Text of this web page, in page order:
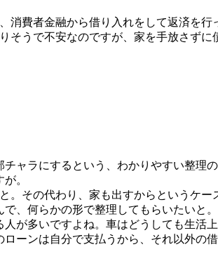
消費者金融から借り入れをして返済を行
そうで不安なのですが、家を手放さずに
ャラにするという、わかりやすい整理
。
その代わり、家も出すからというケー
、何らかの形で整理してもらいたいと。
が多いですよね。車はどうしても生活
ーンは自分で支払うから、それ以外の